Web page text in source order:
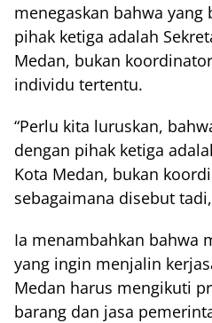
menegaskan bahwa yang
pihak ketiga adalah
Medan, bukan
individu tertentu.
“Perlu kita luruskan,
dengan pihak ketiga
Kota Medan, bukan
sebagaimana disebut
Ia menambahkan bahwa
yang ingin menjalin
Medan harus mengikuti
barang dan jasa